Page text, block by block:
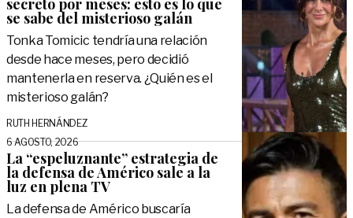
secreto por meses: esto es lo que
se sabe del misterioso galán
Tonka Tomicic tendría una relación
desde hace meses, pero decidió
mantenerla en reserva. ¿Quién es el
misterioso galán?
RUTH HERNÁNDEZ
6 AGOSTO, 2026
La “espeluznante” estrategia de
la defensa de Américo sale a la
luz en plena TV
La defensa de Américo buscaría